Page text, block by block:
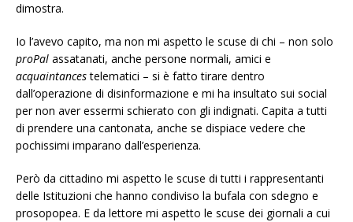
dimostra.
Io l’avevo capito, ma non mi aspetto le scuse di chi – non solo
proPal assatanati, anche persone normali, amici e
acquaintancestelematici – si è fatto tirare dentro
dall’operazione di disinformazione e mi ha insultato sui social
per non aver essermi schierato con gli indignati. Capita a tutti
di prendere una cantonata, anche se dispiace vedere che
pochissimi imparano dall’esperienza.
Però da cittadino mi aspetto le scuse di tutti i rappresentanti
delle Istituzioni che hanno condiviso la bufala con sdegno e
prosopopea. E da lettore mi aspetto le scuse dei giornali a cui